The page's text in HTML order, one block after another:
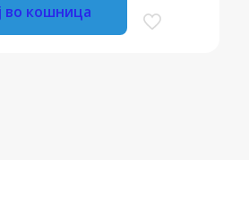
во кошница